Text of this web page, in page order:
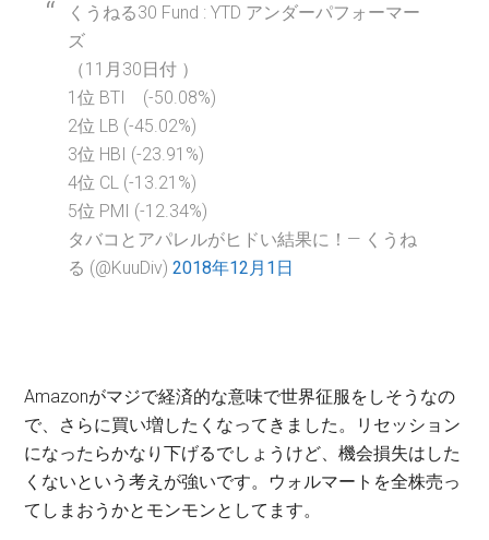
くうねる30 Fund : YTD アンダーパフォーマー
ズ
（11月30日付 ）
1位 BTI (-50.08%)
2位 LB (-45.02%)
3位 HBI (-23.91%)
4位 CL (-13.21%)
5位 PMI (-12.34%)
タバコとアパレルがヒドい結果に！— くうね
る (@KuuDiv)2018年12月1日
Amazonがマジで経済的な意味で世界征服をしそうなの
で、さらに買い増したくなってきました。リセッション
になったらかなり下げるでしょうけど、機会損失はした
くないという考えが強いです。ウォルマートを全株売っ
てしまおうかとモンモンとしてます。